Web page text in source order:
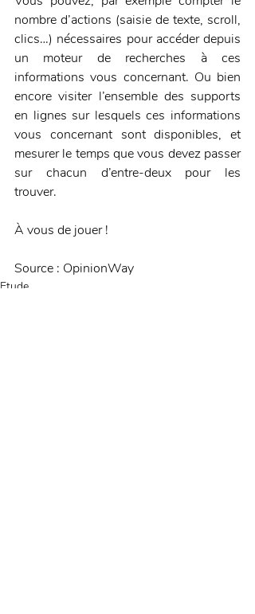
nombre d’actions (saisie de texte, scroll,
clics…) nécessaires pour accéder depuis
un moteur de recherches à ces
informations vous concernant. Ou bien
encore visiter l’ensemble des supports
en lignes sur lesquels ces informations
vous concernant sont disponibles, et
mesurer le temps que vous devez passer
sur chacun d’entre-deux pour les
trouver.
À vous de jouer !
Source : OpinionWay
Etude